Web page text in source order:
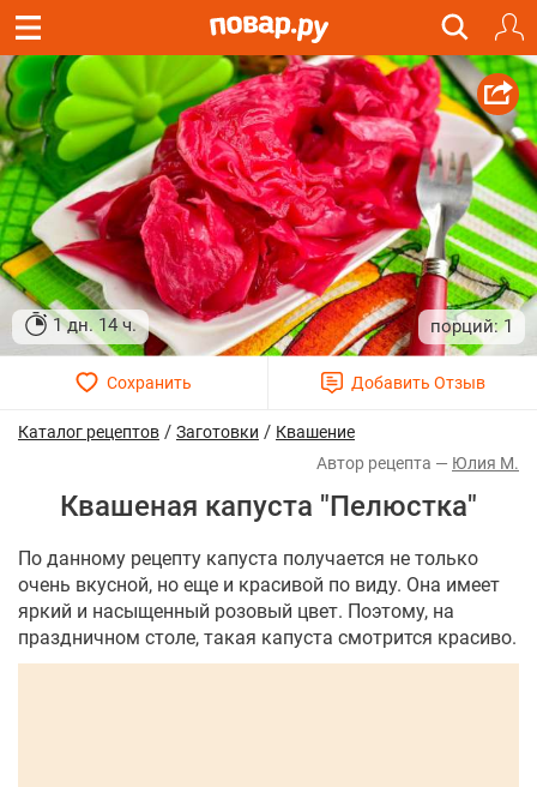
1 дн. 14 ч. 1
Каталог рецептов / Заготовки / Квашение
Юлия М.
Квашеная капуста "Пелюстка"
По данному рецепту капуста получается не только
очень вкусной, но еще и красивой по виду. Она имеет
яркий и насыщенный розовый цвет. Поэтому, на
праздничном столе, такая капуста смотрится красиво.